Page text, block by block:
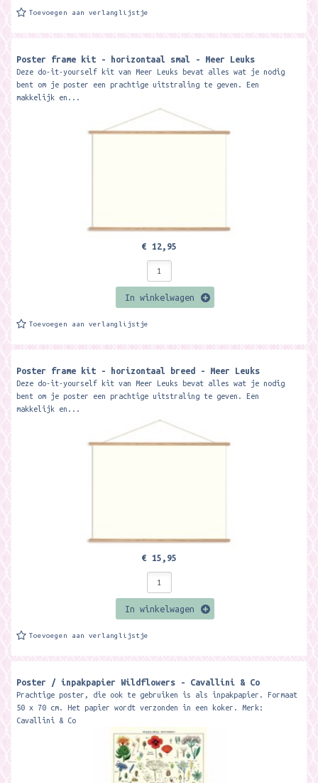
Toevoegen aan verlanglijstje
Poster frame kit - horizontaal smal - Meer Leuks
Deze do-it-yourself kit van Meer Leuks bevat alles wat je nodig
bent om je poster een prachtige uitstraling te geven. Een
makkelijk en...
€ 12,95
In winkelwagen
Toevoegen aan verlanglijstje
Poster frame kit - horizontaal breed - Meer Leuks
Deze do-it-yourself kit van Meer Leuks bevat alles wat je nodig
bent om je poster een prachtige uitstraling te geven. Een
makkelijk en...
€ 15,95
In winkelwagen
Toevoegen aan verlanglijstje
Poster / inpakpapier Wildflowers - Cavallini & Co
Prachtige poster, die ook te gebruiken is als inpakpapier. Formaat
50 x 70 cm. Het papier wordt verzonden in een koker. Merk:
Cavallini & Co